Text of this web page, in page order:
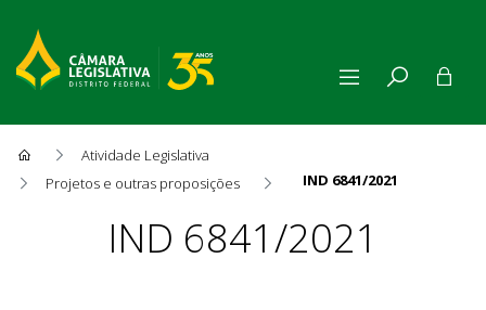
Atividade Legislativa
Projetos e outras proposições
IND 6841/2021
ProposiçãoIND 6841/2021